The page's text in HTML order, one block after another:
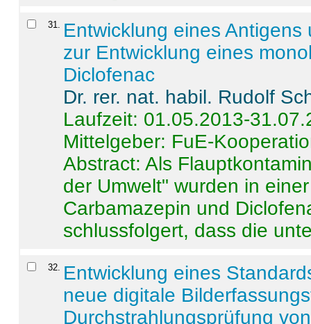
31. Entwicklung eines
zur Entwicklung eines
Diclofenac
Dr. rer. nat. habil. Rudolf
Laufzeit: 01.05.2013-
Mittelgeber: FuE-
Abstract:Als
der Umwelt" wurden in
Carbamazepin und
schlussfolgert, dass die
32. Entwicklung eines
neue digitale
Durchstrahlungsprüfung